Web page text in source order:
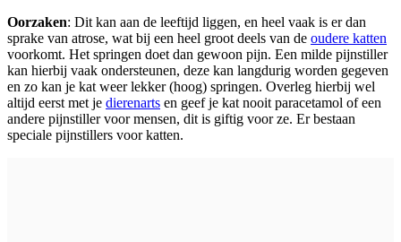
Oorzaken: Dit kan aan de leeftijd liggen, en heel vaak is er dan
sprake van atrose, wat bij een heel groot deels van de oudere katten
voorkomt. Het springen doet dan gewoon pijn. Een milde pijnstiller
kan hierbij vaak ondersteunen, deze kan langdurig worden gegeven
en zo kan je kat weer lekker (hoog) springen. Overleg hierbij wel
altijd eerst met je dierenarts en geef je kat nooit paracetamol of een
andere pijnstiller voor mensen, dit is giftig voor ze. Er bestaan
speciale pijnstillers voor katten.